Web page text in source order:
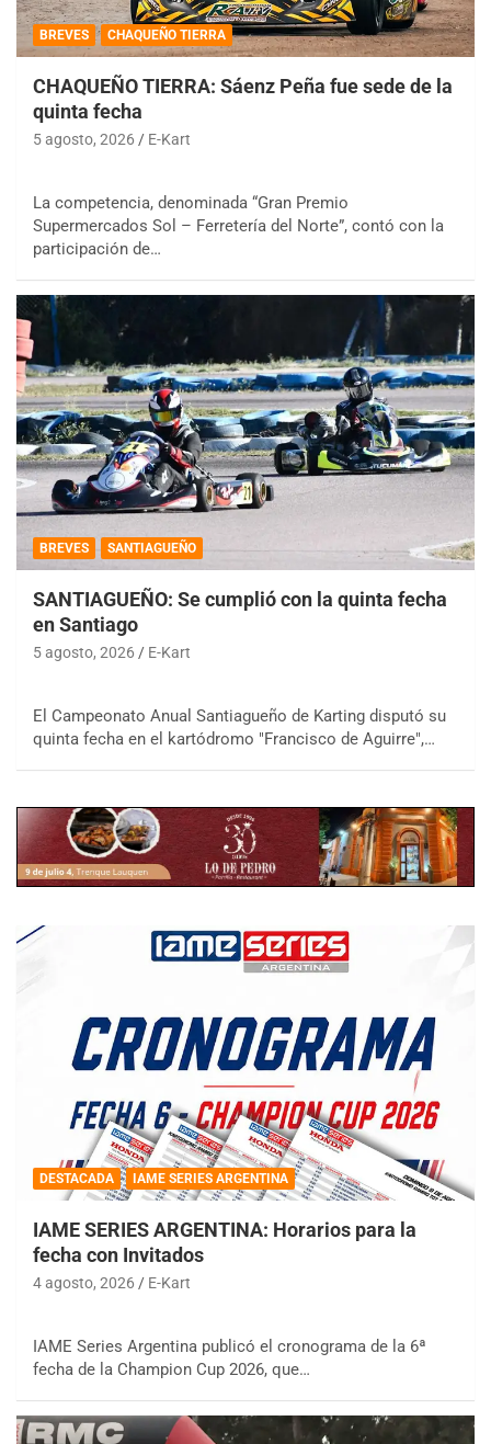
BREVES CHAQUEÑO TIERRA
CHAQUEÑO TIERRA: Sáenz Peña fue sede de la
quinta fecha
5 agosto, 2026 E-Kart
La competencia, denominada “Gran Premio
Supermercados Sol – Ferretería del Norte”, contó con la
participación de…
BREVES SANTIAGUEÑO
SANTIAGUEÑO: Se cumplió con la quinta fecha
en Santiago
5 agosto, 2026 E-Kart
El Campeonato Anual Santiagueño de Karting disputó su
quinta fecha en el kartódromo "Francisco de Aguirre",…
DESTACADA IAME SERIES ARGENTINA
IAME SERIES ARGENTINA: Horarios para la
fecha con Invitados
4 agosto, 2026 E-Kart
IAME Series Argentina publicó el cronograma de la 6ª
fecha de la Champion Cup 2026, que…